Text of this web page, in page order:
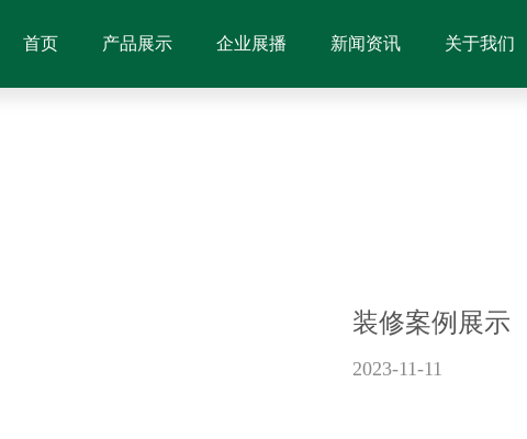
首页 产品展示 企业展播 新闻资讯 关于我们
装修案例展示
2023-11-11